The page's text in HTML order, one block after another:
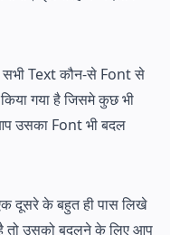
सभी Text कौन-से Font से
गया है जिसमे कुछ भी
उसका Font भी बदल
दूसरे के बहुत ही पास लिखे
तो उसको बदलने के लिए आप